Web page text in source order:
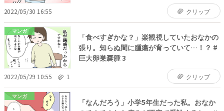
2022/05/30 16:55 クリップ
マンガ
「食べすぎかな？」楽観視していたおなかの
張り。知らぬ間に腫瘍が育っていて…！？ #
巨大卵巣嚢腫 3
2022/05/29 10:55 1 クリップ
マンガ
「なんだろう」小学5年生だった私。おなか